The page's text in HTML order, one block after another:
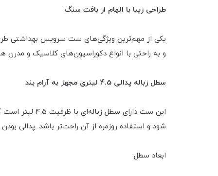
طراحی زیبا با الهام از بافت سنگ
یکی از مهم‌ترین ویژگی‌های ست سرویس بهداشتی
و به راحتی با انواع دکوراسیون‌های کلاسیک و
سطل زباله پدالی 4.5 لیتری مجهز به آرام بند
این ست
شود و استفاده روزمره از آن راحت‌تر باشد. پدالی
ابعاد سطل: